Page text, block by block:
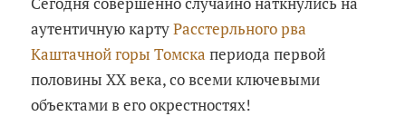
аутентичную картуРасстерльного рва
Каштачной горы Томска периода первой
половины ХХ века, со всеми ключевыми
объектами в его окрестностях!